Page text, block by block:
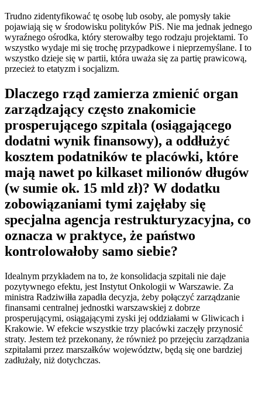
Trudno zidentyfikować tę osobę lub osoby, ale pomysły takie
pojawiają się w środowisku polityków PiS. Nie ma jednak jednego
wyraźnego ośrodka, który sterowałby tego rodzaju projektami. To
wszystko wydaje mi się trochę przypadkowe i nieprzemyślane. I to
wszystko dzieje się w partii, która uważa się za partię prawicową,
przecież to etatyzm i socjalizm.
Dlaczego rząd zamierza zmienić organ
zarządzający często znakomicie
prosperującego szpitala (osiągającego
dodatni wynik finansowy), a oddłużyć
kosztem podatników te placówki, które
mają nawet po kilkaset milionów długów
(w sumie ok. 15 mld zł)? W dodatku
zobowiązaniami tymi zajęłaby się
specjalna agencja restrukturyzacyjna, co
oznacza w praktyce, że państwo
kontrolowałoby samo siebie?
Idealnym przykładem na to, że konsolidacja szpitali nie daje
pozytywnego efektu, jest Instytut Onkologii w Warszawie. Za
ministra Radziwiłła zapadła decyzja, żeby połączyć zarządzanie
finansami centralnej jednostki warszawskiej z dobrze
prosperującymi, osiągającymi zyski jej oddziałami w Gliwicach i
Krakowie. W efekcie wszystkie trzy placówki zaczęły przynosić
straty. Jestem też przekonany, że również po przejęciu zarządzania
szpitalami przez marszałków województw, będą się one bardziej
zadłużały, niż dotychczas.